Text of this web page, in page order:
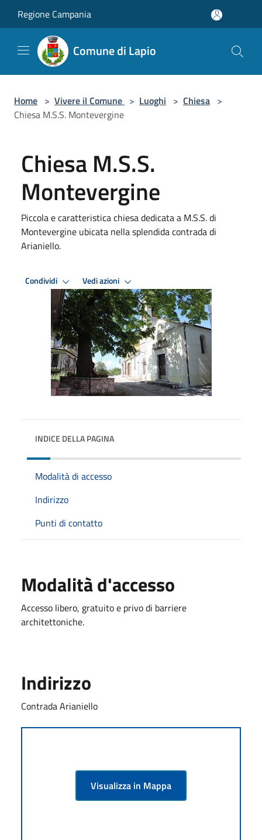
Regione Campania
Comune di Lapio
Home > Vivere il Comune > Luoghi > Chiesa >
Chiesa M.S.S. Montevergine
Chiesa M.S.S.
Montevergine
Piccola e caratteristica chiesa dedicata a M.S.S. di
Montevergine ubicata nella splendida contrada di
Arianiello.
Condividi Vedi azioni
INDICE DELLA PAGINA
Modalità di accesso
Indirizzo
Punti di contatto
Modalità d'accesso
Accesso libero, gratuito e privo di barriere
architettoniche.
Indirizzo
Contrada Arianiello
Visualizza in Mappa